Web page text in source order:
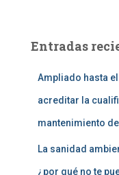
Entradas
Ampliado hasta
acreditar la
mantenimiento
La sanidad
¿por qué no te